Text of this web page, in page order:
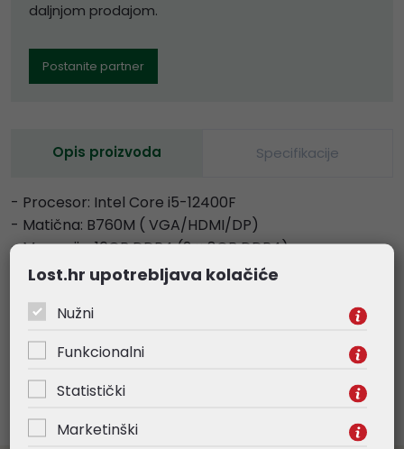
daljnjom prodajom.
Postanite partner
Opis proizvoda Specifikacije
- Procesor: Intel Core i5-12400F
- Matična: B760M ( VGA/HDMI/DP)
- Memorija: 16GB DDR4 (2 × 8GB DDR4)
- Pohrana: 500GB NVMe SSD
- Napajanje: 600W
- Kućište: midi Tower
- OS: Windows 10 Professional
Lost.hr upotrebljava kolačiće
Nužni
Funkcionalni
Statistički
Marketinški